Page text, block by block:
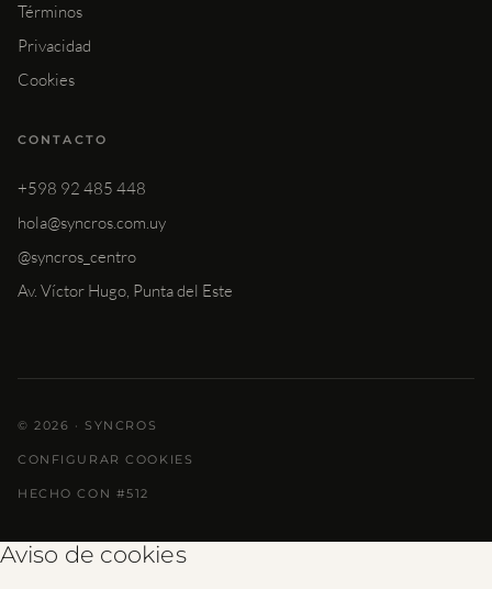
Términos
Privacidad
Cookies
CONTACTO
+598 92 485 448
hola@syncros.com.uy
@syncros_centro
Av. Víctor Hugo, Punta del Este
© 2026 · SYNCROS
CONFIGURAR COOKIES
HECHO CON #512
Aviso de cookies